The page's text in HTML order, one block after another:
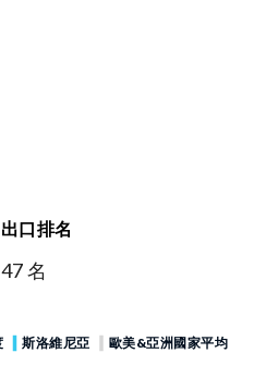
出口排名
47 名